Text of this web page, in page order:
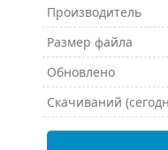
Производитель
Размер файла
Обновлено
Скачиваний